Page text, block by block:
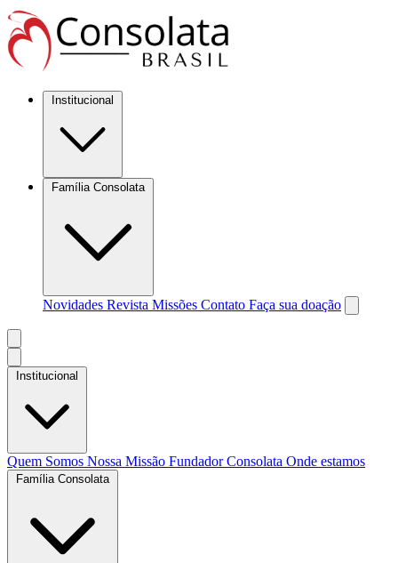
Institucional
Família Consolata
Novidades Revista Missões Contato Faça sua doação
Institucional
Quem Somos Nossa Missão FundadorConsolata Onde estamos
Família Consolata